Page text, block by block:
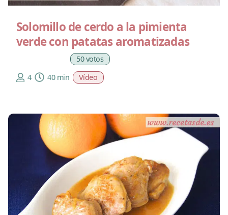
Solomillo de cerdo a la pimienta
verde con patatas aromatizadas
50 votos
4
40 min Vídeo